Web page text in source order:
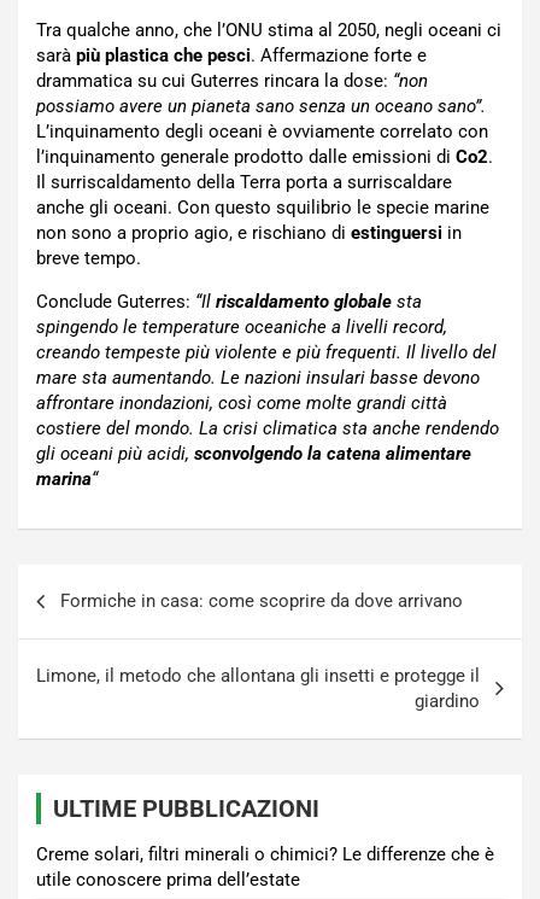
Tra qualche anno, che l’ONU stima al 2050, negli oceani ci
sarà più plastica che pesci. Affermazione forte e
drammatica su cui Guterres rincara la dose: “non
possiamo avere un pianeta sano senza un oceano sano”.
L’inquinamento degli oceani è ovviamente correlato con
l’inquinamento generale prodotto dalle emissioni di Co2.
Il surriscaldamento della Terra porta a surriscaldare
anche gli oceani. Con questo squilibrio le specie marine
non sono a proprio agio, e rischiano di estinguersi in
breve tempo.
Conclude Guterres: “Il riscaldamento globale sta
spingendo le temperature oceaniche a livelli record,
creando tempeste più violente e più frequenti. Il livello del
mare sta aumentando. Le nazioni insulari basse devono
affrontare inondazioni, così come molte grandi città
costiere del mondo. La crisi climatica sta anche rendendo
gli oceani più acidi, sconvolgendo la catena alimentare
marina“
Formiche in casa: come scoprire da dove arrivano
Limone, il metodo che allontana gli insetti e protegge il
giardino
ULTIME PUBBLICAZIONI
Creme solari, filtri minerali o chimici? Le differenze che è
utile conoscere prima dell’estate